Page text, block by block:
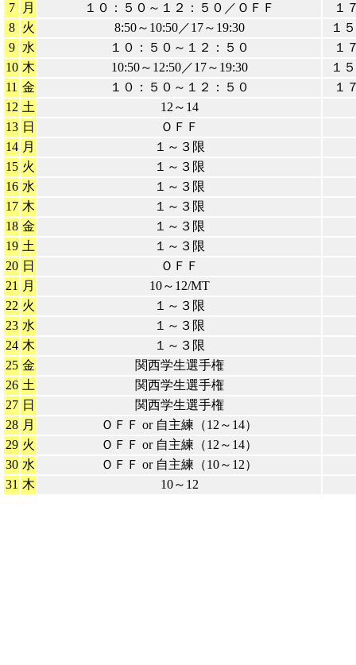
7
月 １０：５０～１２：５０／ＯＦＦ
１
8
火 8:50～10:50／17～19:30
１
9
水 １０：５０～１２：５０
１
10 木 10:50～12:50／17～19:30
１
11 金 １０：５０～１２：５０
１
12 土
12～14
13 日
ＯＦＦ
14 月
１～３限
15 火
１～３限
16 水
１～３限
17 木
１～３限
18 金
１～３限
19 土
１～３限
20 日
ＯＦＦ
21
月
10～12/MT
22 火
１～３限
23 水
１～３限
24 木
１～３限
25 金
関西学生選手権
26 土
関西学生選手権
27 日
関西学生選手権
28 月
ＯＦＦ or 自主練（12～14）
29 火
ＯＦＦ or 自主練（12～14）
30 水
ＯＦＦ or 自主練（10～12）
31 木 10～12